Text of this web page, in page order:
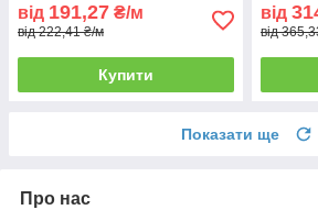
від 191,27 ₴/м
від 222,41 ₴/м
Купити
від
від
Показати ще
Про нас